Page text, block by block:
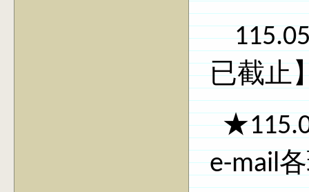
已截止
★
e-mail